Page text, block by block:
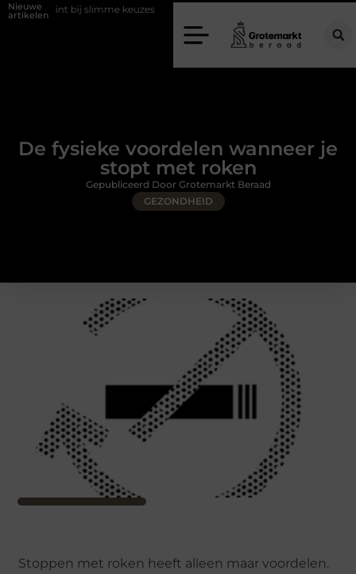
Nieuwe
artikelen
slimme keuzes Waarom kiezen voor een rijschool in Utrecht?
De fysieke voordelen wanneer je
stopt met roken
GEZONDHEID
Gepubliceerd Door Grotemarkt Beraad
Stoppen met roken heeft alleen maar voordelen.